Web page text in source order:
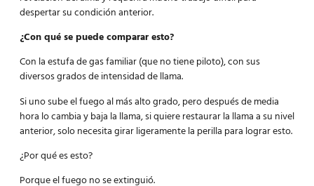
despertar su condición anterior.
¿Con qué se puede comparar esto?
Con la estufa de gas familiar (que no tiene piloto), con sus
diversos grados de intensidad de llama.
Si uno sube el fuego al más alto grado, pero después de media
hora lo cambia y baja la llama, si quiere restaurar la llama a su nivel
anterior, solo necesita girar ligeramente la perilla para lograr esto.
¿Por qué es esto?
Porque el fuego no se extinguió.